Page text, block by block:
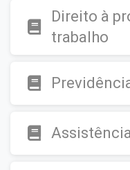
Direito à
trabalho